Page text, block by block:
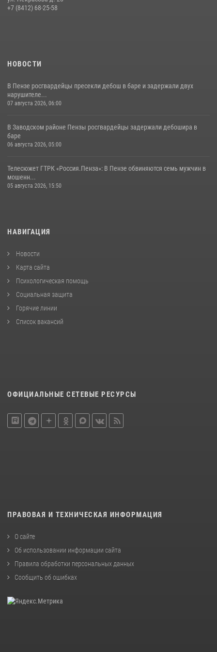
Пучков посетил 55-й Всероссийский Лермонтовский праздник
+7 (8412) 68-25-58
НОВОСТИ
В Пензе росгвардейцы пресекли дебош в баре и задержали двух
нарушителе...
07 августа 2026, 06:00
В Заводском районе Пензы росгвардейцы задержали дебошира в
баре
06 августа 2026, 05:00
Телесюжет ГТРК «Россия.Пенза»: В Пензе обвиняются семь мужчин в
мошенн...
05 августа 2026, 15:50
НАВИГАЦИЯ
Новости
Карта сайта
Психологическая помощь
Социальная защита
Горячие линии
Список вакансий
ОФИЦИАЛЬНЫЕ СЕТЕВЫЕ РЕСУРСЫ
ПРАВОВАЯ И ТЕХНИЧЕСКАЯ ИНФОРМАЦИЯ
О сайте
Об использовании информации сайта
Правила обработки персональных данных
Сообщить об ошибках